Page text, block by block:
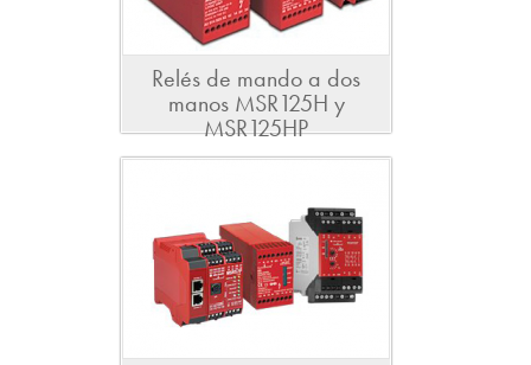
Relés de mando a dos
manos MSR125H y
MSR125HP